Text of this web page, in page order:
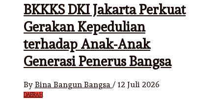
BKKKS DKI Jakarta Perkuat
Gerakan Kepedulian
terhadap Anak-Anak
Generasi Penerus Bangsa
By Bina Bangun Bangsa / 12 Juli 2026
DAERAH